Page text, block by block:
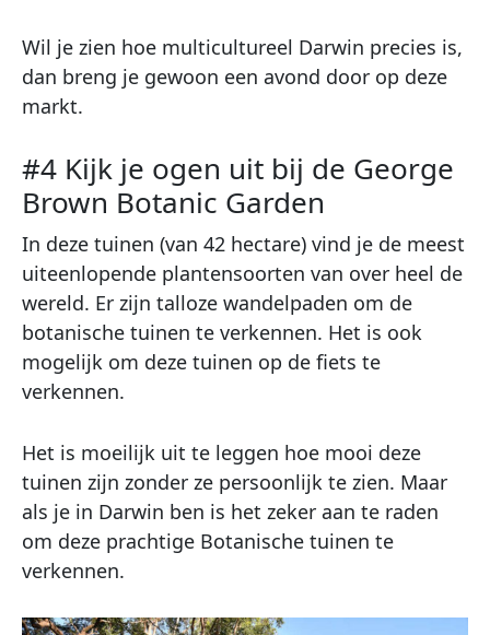
Wil je zien hoe multicultureel Darwin precies is,
dan breng je gewoon een avond door op deze
markt.
#4 Kijk je ogen uit bij de George
Brown Botanic Garden
In deze tuinen (van 42 hectare) vind je de meest
uiteenlopende plantensoorten van over heel de
wereld. Er zijn talloze wandelpaden om de
botanische tuinen te verkennen. Het is ook
mogelijk om deze tuinen op de fiets te
verkennen.
Het is moeilijk uit te leggen hoe mooi deze
tuinen zijn zonder ze persoonlijk te zien. Maar
als je in Darwin ben is het zeker aan te raden
om deze prachtige Botanische tuinen te
verkennen.